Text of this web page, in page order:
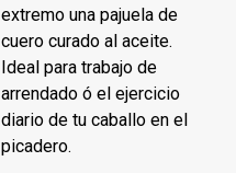
extremo una pajuela de
cuero curado al aceite.
Ideal para trabajo de
arrendado ó el ejercicio
diario de tu caballo en el
picadero.